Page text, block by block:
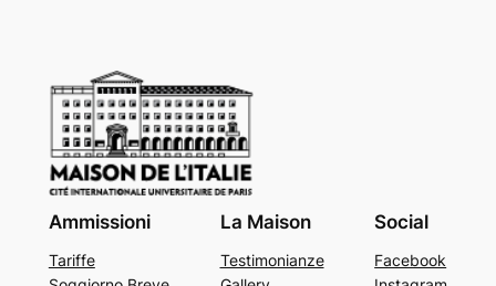
Ammissioni
Tariffe
La Maison
Testimonianze
Social
Facebook